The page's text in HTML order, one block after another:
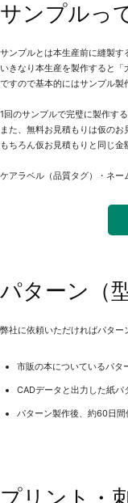
サンプルっ
サンプルとは本生産前に縫製す
いきなり本生産を製作すると
ですので基本的にはサンプル
1回のサンプルで完璧に製作す
また、無料お見積もりは仮の
もちろん仮お見積もりと同じ金
ケアラベル（品質タグ）・ネー
パターン（
弊社に依頼いただければパター
市販の本についているパタ
CADデータと出力した紙パ
パターン製作後、約60日間